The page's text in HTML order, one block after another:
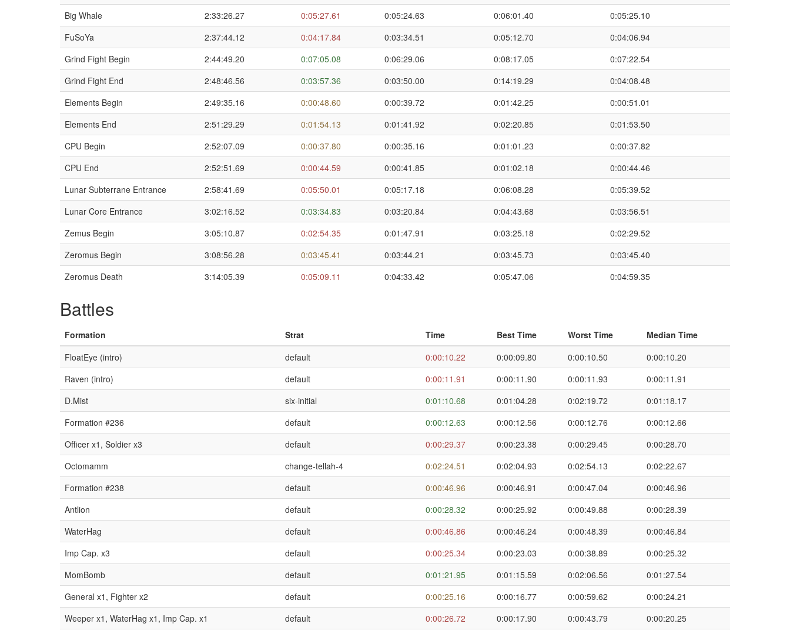
Big Whale
2:33:26.27 0:05:27.61 0:05:24.63 0:06:01.40
0:05:25.10
FuSoYa
2:37:44.12 0:04:17.84 0:03:34.51 0:05:12.70
0:04:06.94
Grind Fight Begin
2:44:49.20 0:07:05.08 0:06:29.06 0:08:17.05
0:07:22.54
Grind Fight End
2:48:46.56 0:03:57.36 0:03:50.00 0:14:19.29
0:04:08.48
Elements Begin
2:49:35.16 0:00:48.60 0:00:39.72 0:01:42.25
0:00:51.01
Elements End
2:51:29.29 0:01:54.13 0:01:41.92 0:02:20.85
0:01:53.50
CPU Begin
2:52:07.09 0:00:37.80 0:00:35.16 0:01:01.23
0:00:37.82
CPU End
2:52:51.69 0:00:44.59 0:00:41.85 0:01:02.18
0:00:44.46
Lunar Subterrane Entrance
2:58:41.69 0:05:50.01 0:05:17.18 0:06:08.28
0:05:39.52
Lunar Core Entrance
3:02:16.52 0:03:34.83 0:03:20.84 0:04:43.68
0:03:56.51
Zemus Begin
3:05:10.87 0:02:54.35 0:01:47.91 0:03:25.18
0:02:29.52
Zeromus Begin
3:08:56.28 0:03:45.41 0:03:44.21 0:03:45.73
0:03:45.40
Zeromus Death
3:14:05.39 0:05:09.11 0:04:33.42 0:05:47.06 0:04:59.35
Battles
Formation Strat Time Best Time Worst Time
Median Time
FloatEye (intro)
default 0:00:10.22 0:00:09.80 0:00:10.50
0:00:10.20
Raven (intro)
default 0:00:11.91 0:00:11.90 0:00:11.93
0:00:11.91
D.Mist
six-initial 0:01:10.68 0:01:04.28 0:02:19.72
0:01:18.17
Formation #236
default 0:00:12.63 0:00:12.56 0:00:12.76
0:00:12.66
Officer x1, Soldier x3
default 0:00:29.37 0:00:23.38 0:00:29.45
0:00:28.70
Octomamm
change-tellah-4 0:02:24.51 0:02:04.93 0:02:54.13
0:02:22.67
Formation #238
default 0:00:46.96 0:00:46.91 0:00:47.04
0:00:46.96
Antlion
default 0:00:28.32 0:00:25.92 0:00:49.88
0:00:28.39
WaterHag
default 0:00:46.86 0:00:46.24 0:00:48.39
0:00:46.84
Imp Cap. x3
default 0:00:25.34 0:00:23.03 0:00:38.89
0:00:25.32
MomBomb
default 0:01:21.95 0:01:15.59 0:02:06.56
0:01:27.54
General x1, Fighter x2
default 0:00:25.16 0:00:16.77 0:00:59.62
0:00:24.21
Weeper x1, WaterHag x1, Imp Cap. x1
default 0:00:26.72 0:00:17.90 0:00:43.79
0:00:20.25